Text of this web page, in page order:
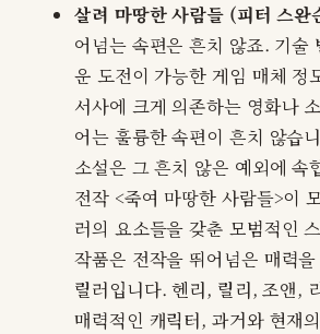
살려 마땅한 사람들 (피터 스완
어넘는 속편은 흔치 않죠. 기술
운 도전이 가능한 게임 매체 정
서사에 크게 의존하는 영화나
어는 훌륭한 속편이 흔치 않습
소설은 그 흔치 않은 예외에 속
전작 <죽여 마땅한 사람들>이
러의 요소들을 갖춘 모범적인
작품은 전작을 뛰어넘은 매력
릴러입니다. 헨리, 릴리, 조앤,
매력적인 캐릭터, 과거와 현재